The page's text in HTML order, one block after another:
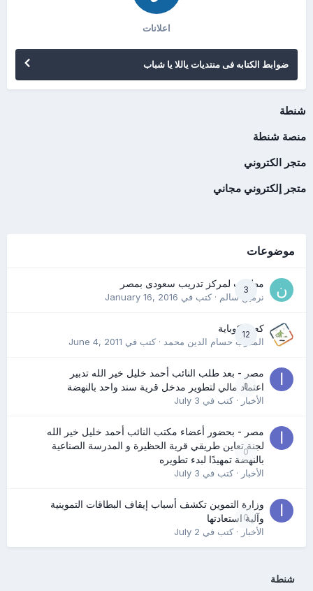
اعلانات
ضوابط الكتابه فى منتديات ياللا يا شباب
شنطة
منصة شنطة
متجر الكتروني
متجر إلكتروني مجاني
موضوعات
3
مطلوب لمركز تدريب سعودى بمصر
نرمين سالم· كتب في January 16, 2016
12
كعب كوباية
المدرب حسام الدين محمد· كتب في June 4, 2011
0
مصر - بعد طلب النائب أحمد خليل خير الله تدبير
اعتماد مالي لتطوير مدخل قرية سند واحد بالنهضة
الأخبار· كتب في July 3
0
مصر - بحضور أعضاء مكتب النائب أحمد خليل خير الله
لجنة تعاين طريقي قرية الحظيرة و المدرسة الصناعية
بالنهضة تمهيدًا لبدء تطويره
الأخبار· كتب في July 3
0
وزارة التموين تكشف أسباب إيقاف البطاقات التموينية
وآلية استعادتها
الأخبار· كتب في July 2
شنطة